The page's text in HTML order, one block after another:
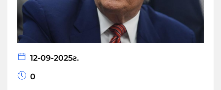
12-09-2025г.
0